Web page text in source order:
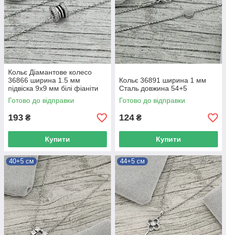
Кольє Діамантове колесо
36866 ширина 1.5 мм
підвіска 9х9 мм білі фіаніти
позолота Біле Золото
довжина 45
Готово до відправки
193 ₴
Купити
Кольє 36891 ширина 1 мм
Сталь довжина 54+5
Готово до відправки
124 ₴
Купити
40+5 см 44+5 см